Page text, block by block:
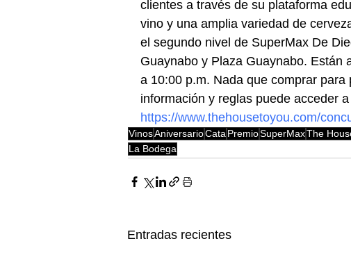
clientes a través de su plataforma
vino y una amplia variedad de
el segundo nivel de SuperMax De
Guaynabo y Plaza Guaynabo. Están
a 10:00 p.m. Nada que comprar
información y reglas puede acceder a
https://www.thehousetoyou.com/
VinosAniversarioCata PremioSuperMaxThe
La Bodega
Entradas recientes